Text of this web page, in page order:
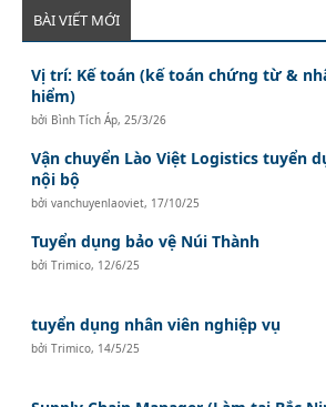
BÀI VIẾT MỚI
Vị trí: Kế toán (kế toán chứng từ &
hiểm)
bởi Bình Tích Áp, 25/3/26
Vận chuyển Lào Việt Logistics tuyển
nội bộ
bởivanchuyenlaoviet, 17/10/25
Tuyển dụng bảo vệ Núi Thành
bởiTrimico, 12/6/25
tuyển dụng nhân viên nghiệp vụ
bởiTrimico, 14/5/25